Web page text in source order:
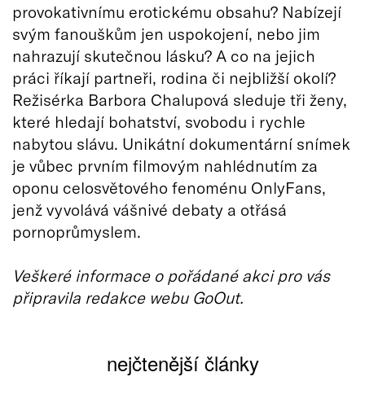
provokativnímu erotickému obsahu? Nabízejí
svým fanouškům jen uspokojení, nebo jim
nahrazují skutečnou lásku? A co na jejich
práci říkají partneři, rodina či nejbližší okolí?
Režisérka Barbora Chalupová sleduje tři ženy,
které hledají bohatství, svobodu i rychle
nabytou slávu. Unikátní dokumentární snímek
je vůbec prvním filmovým nahlédnutím za
oponu celosvětového fenoménu OnlyFans,
jenž vyvolává vášnivé debaty a otřásá
pornoprůmyslem.
Veškeré informace o pořádané akci pro vás
připravila redakce webu GoOut.
nejčtenější články